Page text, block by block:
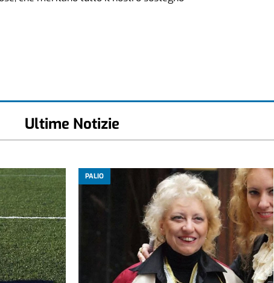
Ultime Notizie
PALIO